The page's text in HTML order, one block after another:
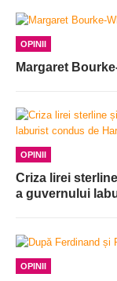
OPINII
Margaret
OPINII
Criza lirei
a guvernului
OPINII